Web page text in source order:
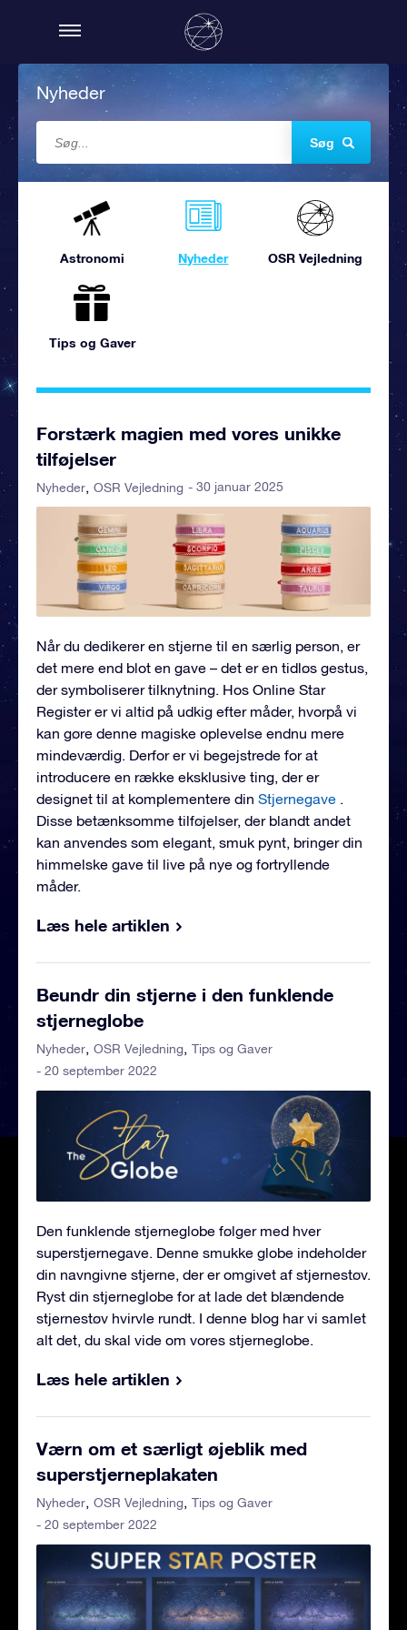
Nyheder
Søg
Astronomi Nyheder OSR Vejledning
Tips og Gaver
Forstærk magien med vores unikke
tilføjelser
Nyheder OSR Vejledning - 30 januar 2025
Når du dedikerer en stjerne til en særlig person, er
det mere end blot en gave – det er en tidløs gestus,
der symboliserer tilknytning. Hos Online Star
Register er vi altid på udkig efter måder, hvorpå vi
kan gøre denne magiske oplevelse endnu mere
mindeværdig. Derfor er vi begejstrede for at
introducere en række eksklusive ting, der er
designet til at komplementere din Stjernegave .
Disse betænksomme tilføjelser, der blandt andet
kan anvendes som elegant, smuk pynt, bringer din
himmelske gave til live på nye og fortryllende
måder.
Læs hele artiklen
Beundr din stjerne i den funklende
stjerneglobe
Nyheder OSR Vejledning
Tips og Gaver
- 20 september 2022
Den funklende stjerneglobe følger med hver
superstjernegave. Denne smukke globe indeholder
din navngivne stjerne, der er omgivet af stjernestøv.
Ryst din stjerneglobe for at lade det blændende
stjernestøv hvirvle rundt. I denne blog har vi samlet
alt det, du skal vide om vores stjerneglobe.
Læs hele artiklen
Værn om et særligt øjeblik med
superstjerneplakaten
Nyheder OSR Vejledning
Tips og Gaver
- 20 september 2022